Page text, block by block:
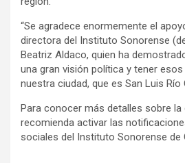
“Se agradece enormemente el
directora del Instituto Sonorense
Beatriz Aldaco, quien ha
una gran visión política y tener
nuestra ciudad, que es San Luis Río
Para conocer más detalles sobre la
recomienda activar las
sociales del Instituto Sonorense de